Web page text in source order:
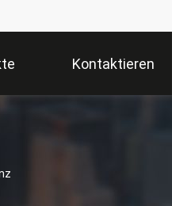
Kontaktieren